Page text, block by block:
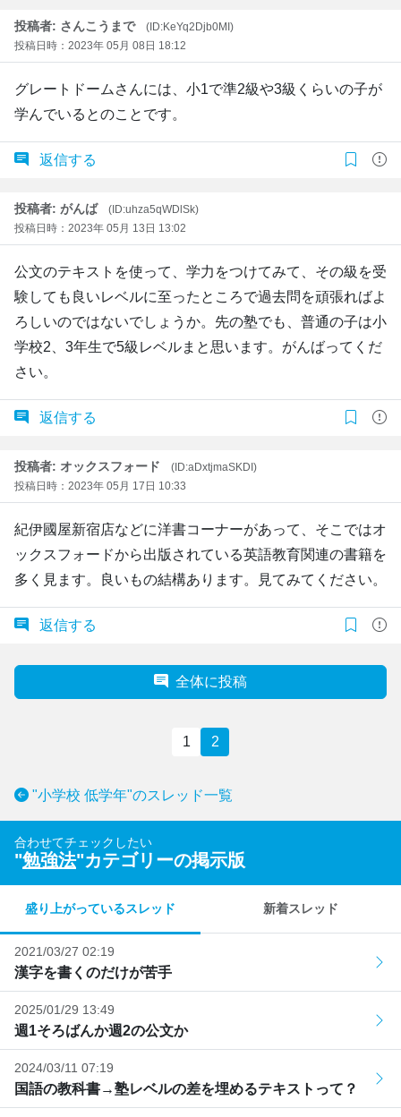
投稿者: さんこうまで
(ID:KeYq2Djb0MI)
投稿日時：2023年 05月 08日 18:12
グレートドームさんには、小1で準2級や3級くらいの子が
学んでいるとのことです。
返信する
投稿者: がんば
(ID:uhza5qWDlSk)
投稿日時：2023年 05月 13日 13:02
公文のテキストを使って、学力をつけてみて、その級を受
験しても良いレベルに至ったところで過去問を頑張ればよ
ろしいのではないでしょうか。先の塾でも、普通の子は小
学校2、3年生で5級レベルまと思います。がんばってくだ
さい。
返信する
投稿者: オックスフォード
(ID:aDxtjmaSKDI)
投稿日時：2023年 05月 17日 10:33
紀伊國屋新宿店などに洋書コーナーがあって、そこではオ
ックスフォードから出版されている英語教育関連の書籍を
多く見ます。良いもの結構あります。見てみてください。
返信する
全体に投稿
1 2
"小学校 低学年"のスレッド一覧
合わせてチェックしたい
"勉強法"カテゴリーの掲示版
盛り上がっているスレッド 新着スレッド
2021/03/27 02:19
漢字を書くのだけが苦手
2025/01/29 13:49
週1そろばんか週2の公文か
2024/03/11 07:19
国語の教科書→塾レベルの差を埋めるテキストって？